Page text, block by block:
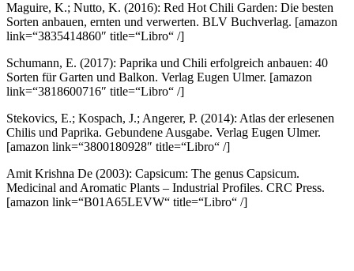
Maguire, K.; Nutto, K. (2016): Red Hot Chili Garden: Die besten
Sorten anbauen, ernten und verwerten. BLV Buchverlag. [amazon
link=“3835414860″ title=“Libro“ /]
Schumann, E. (2017): Paprika und Chili erfolgreich anbauen: 40
Sorten für Garten und Balkon. Verlag Eugen Ulmer. [amazon
link=“3818600716″ title=“Libro“ /]
Stekovics, E.; Kospach, J.; Angerer, P. (2014): Atlas der erlesenen
Chilis und Paprika. Gebundene Ausgabe. Verlag Eugen Ulmer.
[amazon link=“3800180928″ title=“Libro“ /]
Amit Krishna De (2003): Capsicum: The genus Capsicum.
Medicinal and Aromatic Plants – Industrial Profiles. CRC Press.
[amazon link=“B01A65LEVW“ title=“Libro“ /]